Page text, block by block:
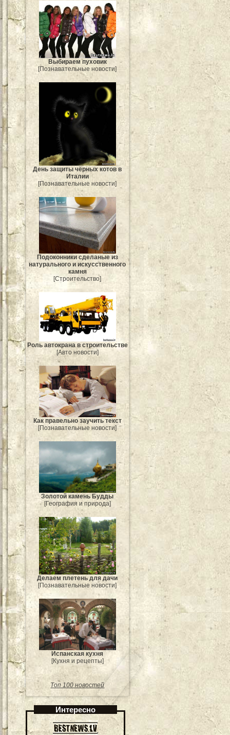
Выбираем пуховик
[Познавательные новости]
День защиты чёрных котов в
Италии
[Познавательные новости]
Подоконники сделаные из
натурального и искусственного
камня
[Строительство]
Роль автокрана в строительстве
[Авто новости]
Как правельно заучить текст
[Познавательные новости]
Золотой камень Будды
[География и природа]
Делаем плетень для дачи
[Познавательные новости]
Испанская кухня
[Кухня и рецепты]
Топ 100 новостей
Интересно